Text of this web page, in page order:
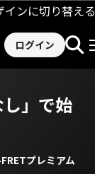
インに切り替え
ログイン
し」で始
プレミアム